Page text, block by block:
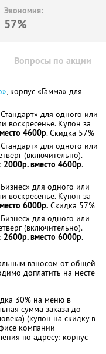
Экономия:
57%
Вопросы по акции
, корпус «Гамма» для
для одного или
воскресенье. Купон за
4600р. Скидка 57%
для одного или
(включительно).
2000р. вместо 4600р.
для одного или
воскресенье. Купон за
6000р. Скидка 57%
для одного или
(включительно).
2600р. вместо 6000р.
взносом от общей
доплатить на месте
30% на меню в
сумма заказа до
(купон на скидку в
компании
по адресу: корпус